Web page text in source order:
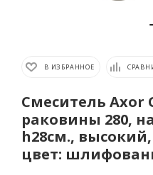
В ИЗБРАННОЕ
Смеситель Axor
раковины 280,
h28см., высокий,
цвет: